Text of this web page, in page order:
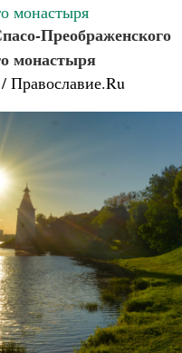
Преображенского
монастыря